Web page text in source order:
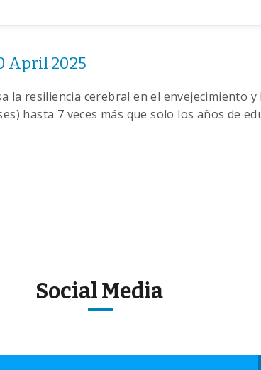
April 2025
la resiliencia cerebral en el envejecimiento y
hasta 7 veces más que solo los años de
Social Media